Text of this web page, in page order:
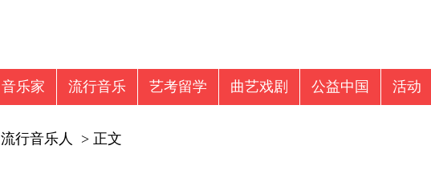
音乐家 流行音乐 艺考留学 曲艺戏剧 公益中国 活动
流行音乐人 > 正文